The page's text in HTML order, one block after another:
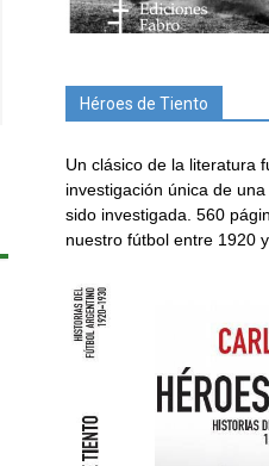
Héroes de Tiento
Un clásico de la literatura
investigación única de
sido investigada. 560
nuestro fútbol entre 1920